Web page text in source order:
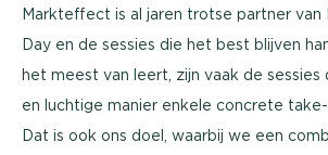
Markteffect is al jaren trotse partner van
Day en de sessies die het best blijven
het meest van leert, zijn vaak de sessies
en luchtige manier enkele concrete
Dat is ook ons doel, waarbij we een